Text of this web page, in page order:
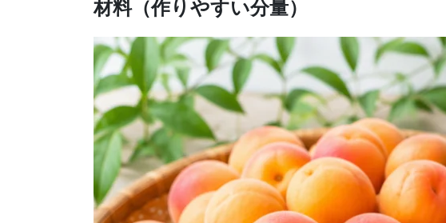
材料（作りやすい分量）